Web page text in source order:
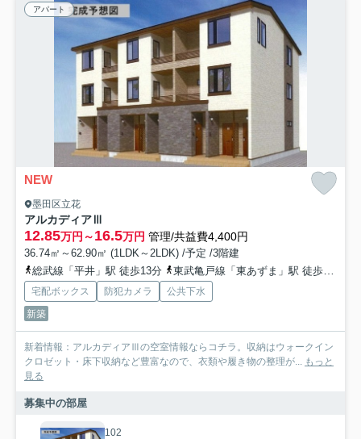
アパート
NEW
墨田区立花
アルカディアⅢ
12.85万円～16.5万円 管理/共益費4,400円
36.74㎡～62.90㎡ (1LDK～2LDK) /予定 /3階建
総武線「平井」駅 徒歩13分
東武亀戸線「東あずま」駅 徒歩11分
宅配ボックス 防犯カメラ
公共下水
新築
新着情報：アルカディアⅢの空室情報ならコチラ。収納はウォークイン
クロゼット・床下収納など豊富なので、衣類や履き物の整理が... もっと
見る
募集中の部屋
102